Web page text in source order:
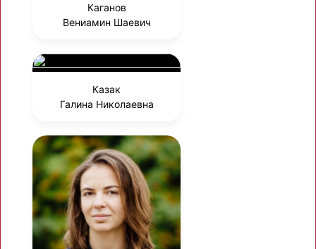
Каганов
Вениамин Шаевич
Казак
Галина Николаевна